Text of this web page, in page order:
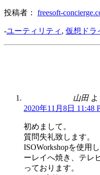
投稿者： freesoft-
-ユーティリティ , 仮想ドラ
山田
2020年11月8日 11:48
初めまして。
質問失礼致します。
ISOWorkshopを使用
ーレイへ焼き、テレ
っております。